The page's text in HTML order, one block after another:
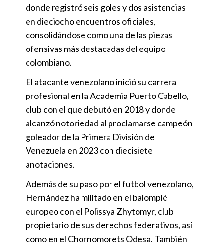
donde registró seis goles y dos asistencias
en dieciocho encuentros oficiales,
consolidándose como una de las piezas
ofensivas más destacadas del equipo
colombiano.
El atacante venezolano inició su carrera
profesional en la Academia Puerto Cabello,
club con el que debutó en 2018 y donde
alcanzó notoriedad al proclamarse campeón
goleador de la Primera División de
Venezuela en 2023 con diecisiete
anotaciones.
Además de su paso por el futbol venezolano,
Hernández ha militado en el balompié
europeo con el Polissya Zhytomyr, club
propietario de sus derechos federativos, así
como en el Chornomorets Odesa. También